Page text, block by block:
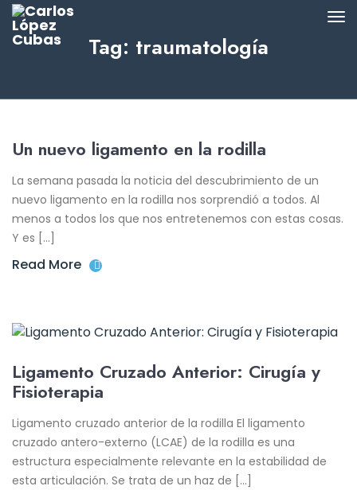
Tag: traumatología
Un nuevo ligamento en la rodilla
La semana pasada la noticia del descubrimiento de un
nuevo ligamento en la rodilla nos sorprendió a todos. Al
menos a todos los que nos entretenemos con estas cosas.
Y es […]
Read More
Ligamento Cruzado Anterior: Cirugía y
Fisioterapia
Ligamento cruzado anterior de la rodilla El ligamento
cruzado antero-externo (LCAE) de la rodilla es una
estructura especialmente relevante en la estabilidad de
esta articulación. Se trata de un haz de […]